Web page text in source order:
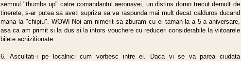
semnul "thumbs up" catre comandantul aeronavei, un distins domn trecut demult de
tinerete, s-ar putea sa aveti supriza sa va raspunda mai mult decat calduros ducand
mana la "chipiu". WOW! Noi am nimerit sa zburam cu ei taman la a 5-a aniversare,
asa ca am primit si la dus si la intors vouchere cu reduceri considerabile la viitoarele
bilete achizitionate.
6. Ascultati-i pe localnici cum vorbesc intre ei. Daca vi se va parea ciudata